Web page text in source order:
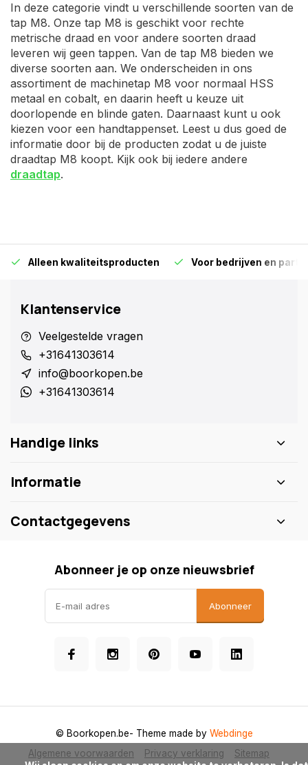
In deze categorie vindt u verschillende soorten van de
tap M8. Onze tap M8 is geschikt voor rechte
metrische draad en voor andere soorten draad
leveren wij geen tappen. Van de tap M8 bieden we
diverse soorten aan. We onderscheiden in ons
assortiment de machinetap M8 voor normaal HSS
metaal en cobalt, en daarin heeft u keuze uit
doorlopende en blinde gaten. Daarnaast kunt u ook
kiezen voor een handtappenset. Leest u dus goed de
informatie door bij de producten zodat u de juiste
draadtap M8 koopt. Kijk ook bij iedere andere
draadtap.
Alleen kwaliteitsproducten Voor bedrijven en
Klantenservice
Veelgestelde vragen
+31641303614
info@boorkopen.be
+31641303614
Handige links
Informatie
Contactgegevens
Abonneer je op onze nieuwsbrief
Abonneer
Algemene voorwaarden Privacy verklaring Sitemap
© Boorkopen.be- Theme made by Webdinge